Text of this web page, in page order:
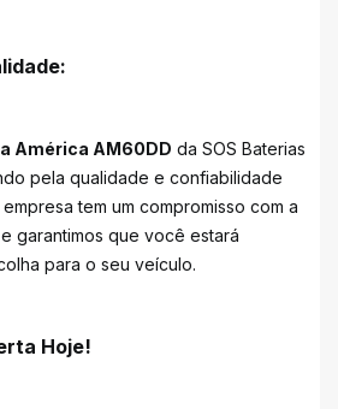
América AM60DD da SOS Baterias
pela qualidade e confiabilidade
tem um compromisso com a
garantimos que você estará
para o seu veículo.
Hoje!